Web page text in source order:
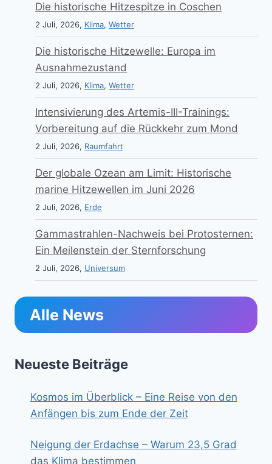
Die historische Hitzespitze in Coschen
2 Juli, 2026, Klima, Wetter
Die historische Hitzewelle: Europa im
Ausnahmezustand
2 Juli, 2026, Klima, Wetter
Intensivierung des Artemis-III-Trainings:
Vorbereitung auf die Rückkehr zum Mond
2 Juli, 2026, Raumfahrt
Der globale Ozean am Limit: Historische
marine Hitzewellen im Juni 2026
2 Juli, 2026, Erde
Gammastrahlen-Nachweis bei Protosternen:
Ein Meilenstein der Sternforschung
2 Juli, 2026, Universum
Alle News
Neueste Beiträge
Kosmos im Überblick – Eine Reise von den
Anfängen bis zum Ende der Zeit
Neigung der Erdachse – Warum 23,5 Grad
das Klima bestimmen